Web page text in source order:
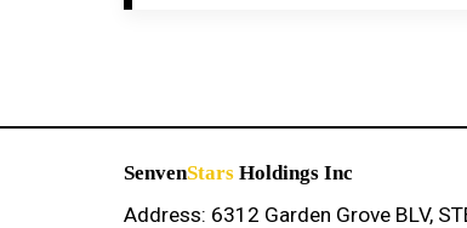
SenvenStars Holdings Inc
Address: 6312 Garden Grove BLV,